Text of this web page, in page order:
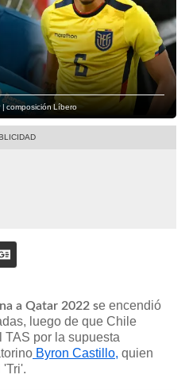
| composición Líbero
a Qatar 2022 se encendió
luego de que Chile
TAS por la supuesta
Byron Castillo, quien